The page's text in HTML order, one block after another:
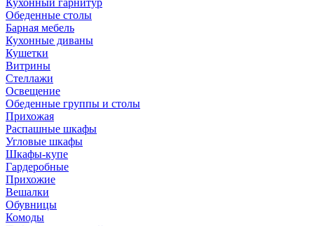
Кухонный гарнитур
Обеденные столы
Барная мебель
Кухонные диваны
Кушетки
Витрины
Стеллажи
Освещение
Обеденные группы и столы
Прихожая
Распашные шкафы
Угловые шкафы
Шкафы-купе
Гардеробные
Прихожие
Вешалки
Обувницы
Комоды